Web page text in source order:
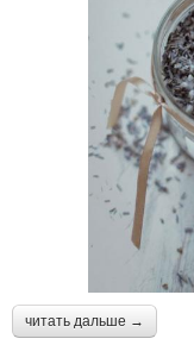
читать дальше →